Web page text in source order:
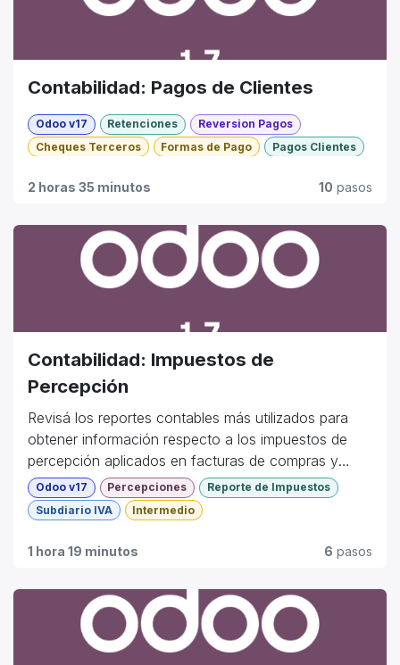
Contabilidad: Pagos de Clientes
Odoo v17 Retenciones
Reversion Pagos
Cheques Terceros
Formas de Pago
Pagos Clientes
2 horas 35 minutos 10 pasos
Contabilidad: Impuestos de
Percepción
Revisá los reportes contables más utilizados para
obtener información respecto a los impuestos de
percepción aplicados en facturas de compras y
ventas.
Odoo v17 Percepciones
Reporte de Impuestos
Subdiario IVA
Intermedio
1 hora 19 minutos 6 pasos